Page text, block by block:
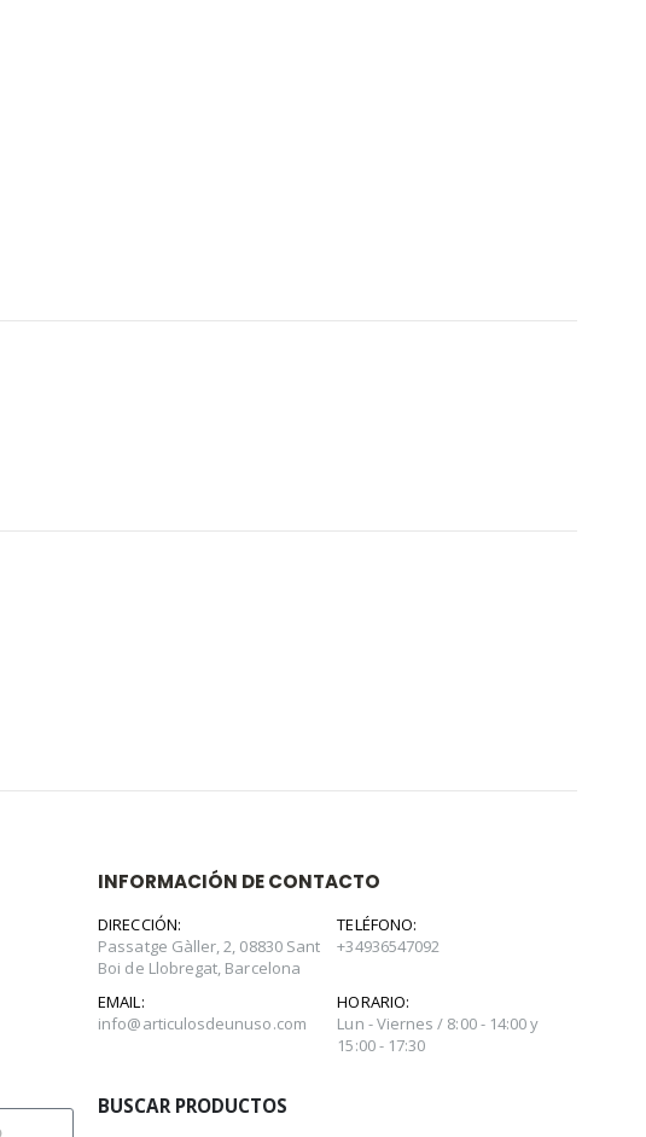
INFORMACIÓN DE CONTACTO
DIRECCIÓN:
Passatge Gàller, 2, 08830 Sant
Boi de Llobregat, Barcelona
TELÉFONO:
+34936547092
EMAIL:
info@articulosdeunuso.com
HORARIO:
Lun - Viernes / 8:00 - 14:00 y
15:00 - 17:30
BUSCAR PRODUCTOS